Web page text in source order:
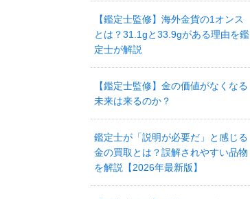
【鑑定士監修】海外金貨の1オンス
とは？31.1gと33.9gがある理由を鑑
定士が解説
【鑑定士監修】金の価値がなくなる
未来は来るのか？
鑑定士が「説明が必要だ」と感じる
金の買取とは？誤解されやすい品物
を解説【2026年最新版】